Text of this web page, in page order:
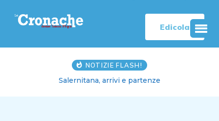
Edicola
NOTIZIE FLASH!
Salernitana, arrivi e partenze